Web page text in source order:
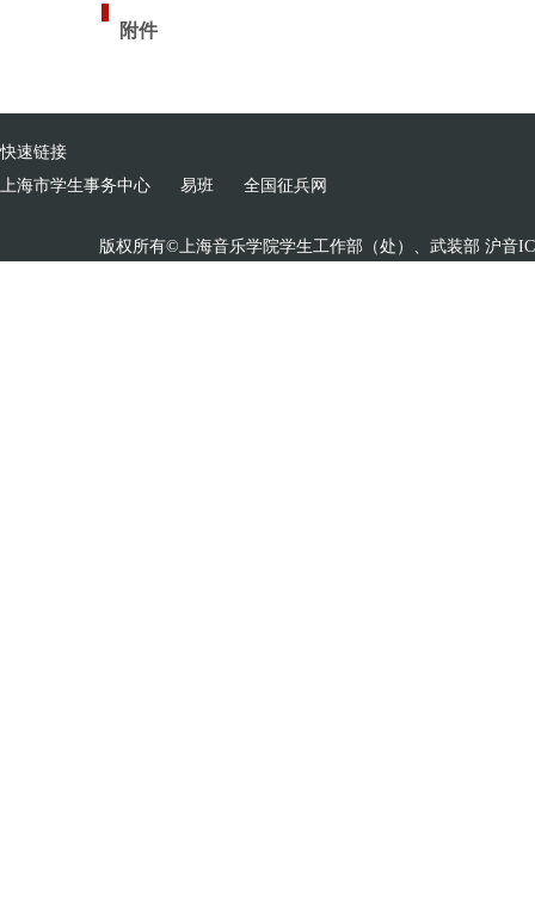
附件
快速链接
上海市学生事务中心
易班 全国征兵网
版权所有©上海音乐学院学生工作部（处）、武装部 沪音